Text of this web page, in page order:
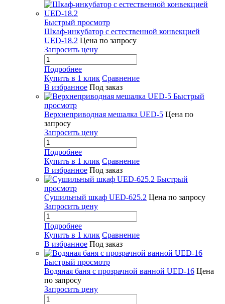
Быстрый просмотр
Шкаф-инкубатор с естественной конвекцией
UED-18.2 Цена по запросу
Запросить цену
Подробнее
Купить в 1 клик Сравнение
В избранное Под заказ
Быстрый
просмотр
Верхнеприводная мешалка UED-5 Цена по
запросу
Запросить цену
Подробнее
Купить в 1 клик Сравнение
В избранное Под заказ
Быстрый
просмотр
Сушильный шкаф UED-625.2 Цена по запросу
Запросить цену
Подробнее
Купить в 1 клик Сравнение
В избранное Под заказ
Быстрый просмотр
Водяная баня с прозрачной ванной UED-16 Цена
по запросу
Запросить цену